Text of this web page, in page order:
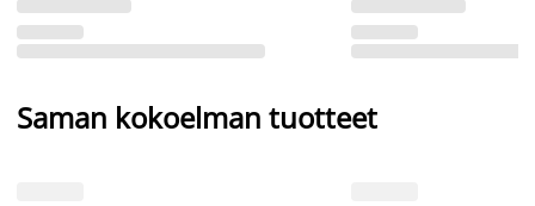
Saman kokoelman tuotteet